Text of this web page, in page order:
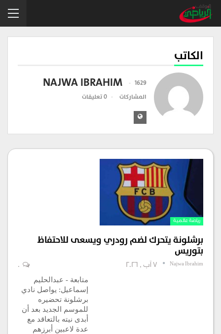
الكاتب
NAJWA IBRAHIM
1629
المشاركات
رياضة عالمية
برشلونة يتحرك لضم رودري ويسعى للاحتفاظ
بتوريس
Najwa Ibrahim
0
متابعة - عبدالحليم
إسماعيل: يواصل نادي
برشلونة تحضيره
للموسم الجديد بعد أن
أبدى نيته بالتعاقد مع
عدة لاعبين أبرزهم